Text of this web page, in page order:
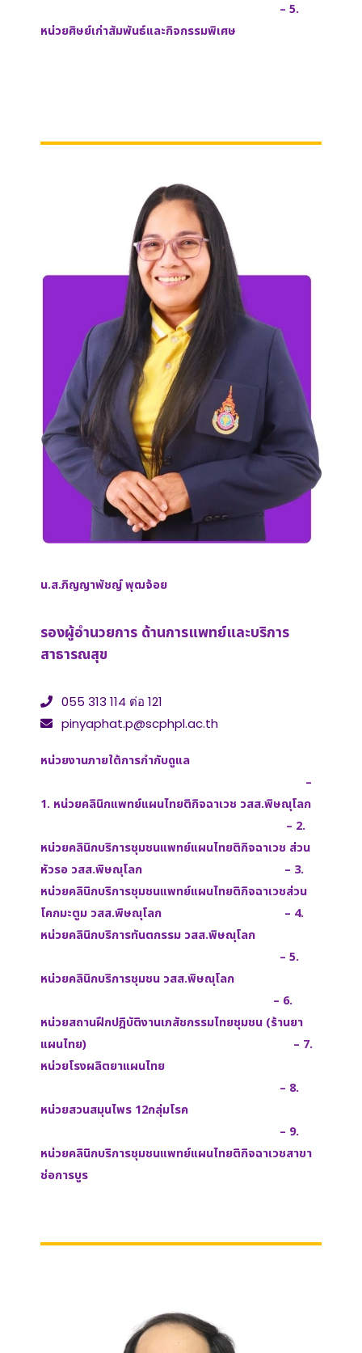
– 5.
หน่วยศิษย์เก่าสัมพันธ์และกิจกรรมพิเศษ
น.ส.ภิญญาพัชญ์ พุฒจ้อย
รองผู้อำนวยการ ด้านการแพทย์และบริการ
สาธารณสุข
055 313 114 ต่อ 121
pinyaphat.p@scphpl.ac.th
หน่วยงานภายใต้การกำกับดูแล
–
1. หน่วยคลินิกแพทย์แผนไทยติกิจฉาเวช วสส.พิษณุโลก
– 2.
หน่วยคลินิกบริการชุมชนแพทย์แผนไทยติกิจฉาเวช ส่วน
หัวรอ วสส.พิษณุโลก – 3.
หน่วยคลินิกบริการชุมชนแพทย์แผนไทยติกิจฉาเวชส่วน
โคกมะตูม วสส.พิษณุโลก – 4.
หน่วยคลินิกบริการทันตกรรม วสส.พิษณุโลก
– 5.
หน่วยคลินิกบริการชุมชน วสส.พิษณุโลก
– 6.
หน่วยสถานฝึกปฎิบัติงานเภสัชกรรมไทยชุมชน (ร้านยา
แผนไทย) – 7.
หน่วยโรงผลิตยาแผนไทย
– 8.
หน่วยสวนสมุนไพร 12กลุ่มโรค
– 9.
หน่วยคลินิกบริการชุมชนแพทย์แผนไทยติกิจฉาเวชสาขา
ช่อการบูร